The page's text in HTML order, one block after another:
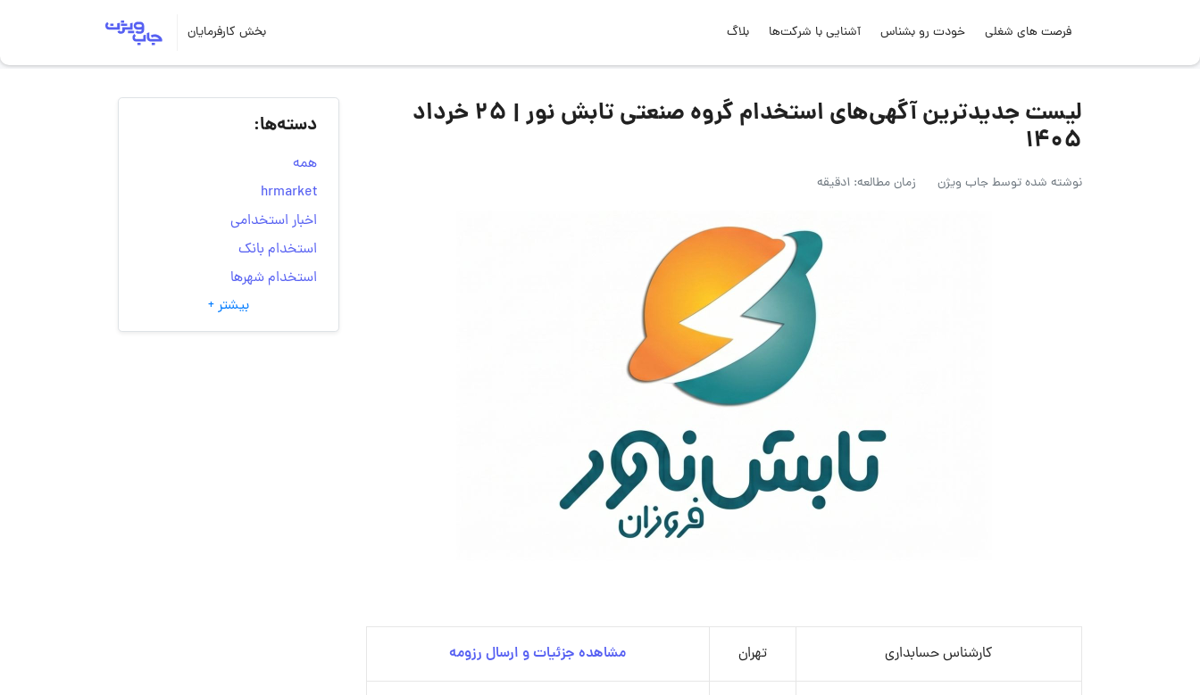
فرصت های شغلی خودت رو بشناس آشنایی با شرکت‌ها بلاگ بخش کارفرمایان
لیست جدیدترین آگهی‌های استخدام گروه صنعتی تابش نور | ۲۵ خرداد
۱۴۰۵
نوشته شده توسطجاب ویژن زمان مطالعه: 1دقیقه
کارشناس حسابداری تهران مشاهده جزئیات و ارسال رزومه
دسته‌ها:
همه
hrmarket
اخبار استخدامی
استخدام بانک
استخدام شهرها
انتخاب مسیر شغلی
به‌روزرسانی‌های سایت
بیشتر +